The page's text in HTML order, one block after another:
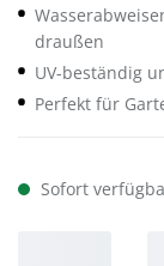
draußen
UV-beständig
Perfekt für
Sofort